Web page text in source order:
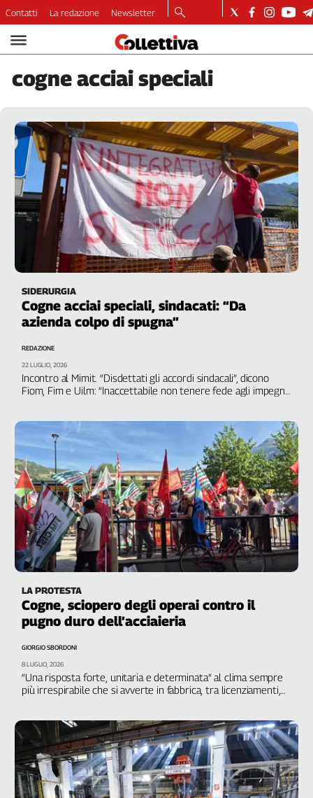
Video
Dirette
Economia
Lavoro
Ambiente
Diritti
Welfare
Internazionale
Culture
Categorie
Filcams
Filt
Fiom
Flai
Flc
Fp
Nidil
Slc
Spi
Inca
Caaf
Speciali
G8
della
120
anni
Collettiva
Academy
Contatti La redazione Newsletter
cogne acciai speciali
SIDERURGIA
Cogne acciai speciali, sindacati: “Da
azienda colpo di spugna”
Incontro al Mimit. “Disdettati gli accordi sindacali”, dicono
Fiom, Fim e Uilm: “Inaccettabile non tenere fede agli impegni
REDAZIONE
22 LUGLIO, 2026
LA PROTESTA
Cogne, sciopero degli operai contro il
pugno duro dell’acciaieria
“Una risposta forte, unitaria e determinata” al clima sempre
più irrespirabile che si avverte in fabbrica, tra licenziamenti,
GIORGIO SBORDONI
8 LUGLIO, 2026